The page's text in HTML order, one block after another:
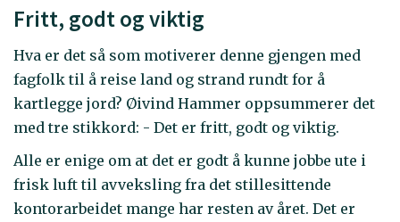
Fritt, godt og viktig
Hva er det så som motiverer denne gjengen med
fagfolk til å reise land og strand rundt for å
kartlegge jord? Øivind Hammer oppsummerer det
med tre stikkord: - Det er fritt, godt og viktig.
Alle er enige om at det er godt å kunne jobbe ute i
frisk luft til avveksling fra det stillesittende
kontorarbeidet mange har resten av året. Det er